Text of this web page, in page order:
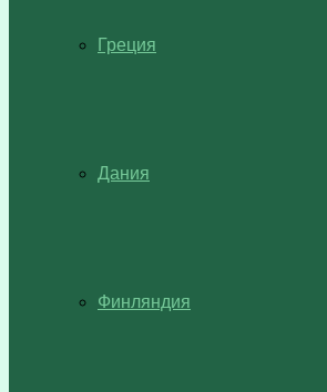
Греция
Дания
Финляндия